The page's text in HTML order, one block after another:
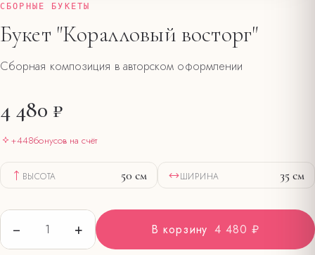
СБОРНЫЕ БУКЕТЫ
Букет "Коралловый восторг"
Сборная композиция в авторском оформлении
4 480 ₽
+448бонусов на счёт
ВЫСОТА 50 см ШИРИНА 35 см
− 1 + В корзину 4 480 ₽